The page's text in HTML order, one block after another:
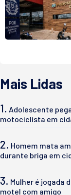
Mais Lidas
1. Adolescente
motociclista em
2. Homem mata
durante briga em
3. Mulher é jogada
motel com amigo